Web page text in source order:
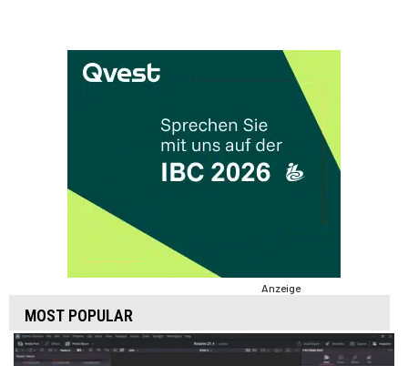
Anzeige
MOST POPULAR